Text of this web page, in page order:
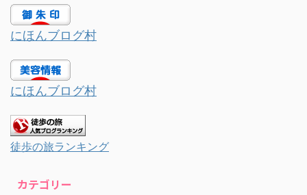
にほんブログ村
にほんブログ村
徒歩の旅ランキング
カテゴリー